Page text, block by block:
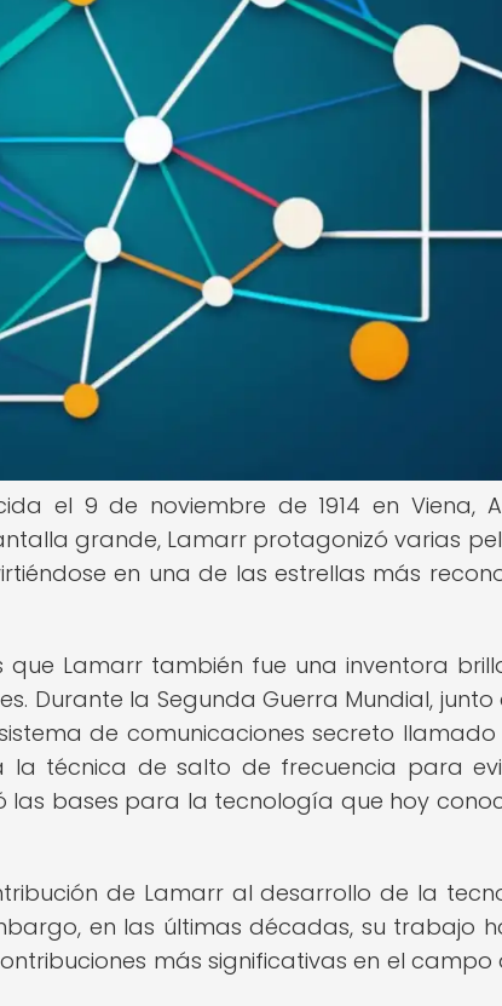
el 9 de noviembre de 1914 en Viena,
grande, Lamarr protagonizó varias
en una de las estrellas más
Lamarr también fue una inventora
Durante la Segunda Guerra Mundial, junto
de comunicaciones secreto llamado
la técnica de salto de frecuencia para
las bases para la tecnología que hoy
de Lamarr al desarrollo de la
en las últimas décadas, su trabajo
más significativas en el campo